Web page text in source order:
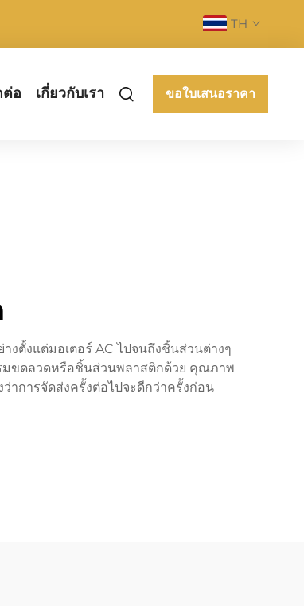
TH
อ เกี่ยวกับเรา ขอใบเสนอราคา
ตั้งแต่มอเตอร์ AC ไปจนถึงชิ้นส่วนต่างๆ
รมขดลวดหรือชิ้นส่วนพลาสติกด้วย คุณภาพ
าการจัดส่งครั้งต่อไปจะดีกว่าครั้งก่อน